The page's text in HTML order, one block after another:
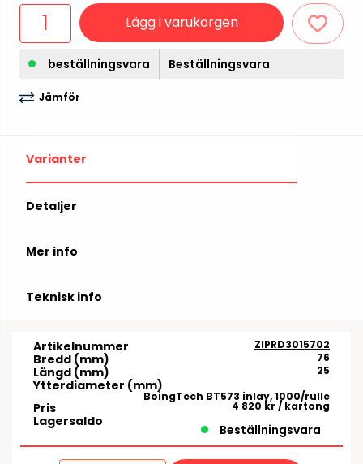
Lägg i varukorgen
beställningsvara Beställningsvara
Jämför
Varianter
Detaljer
Mer info
Teknisk info
Artikelnummer ZIPRD3015702
Bredd (mm) 76
Längd (mm) 25
Ytterdiameter (mm)
BoingTech BT573 inlay, 1000/rulle
Pris 4 820 kr / kartong
Lagersaldo
Beställningsvara